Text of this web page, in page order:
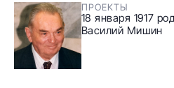
ПРОЕКТЫ
18 января 1917
Василий Мишин